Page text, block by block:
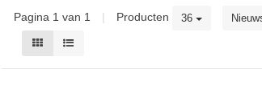
Pagina 1 van 1 | Producten 36